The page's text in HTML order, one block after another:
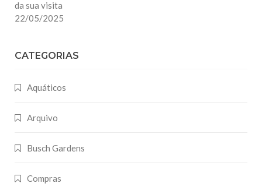
da sua visita
22/05/2025
CATEGORIAS
Aquáticos
Arquivo
Busch Gardens
Compras